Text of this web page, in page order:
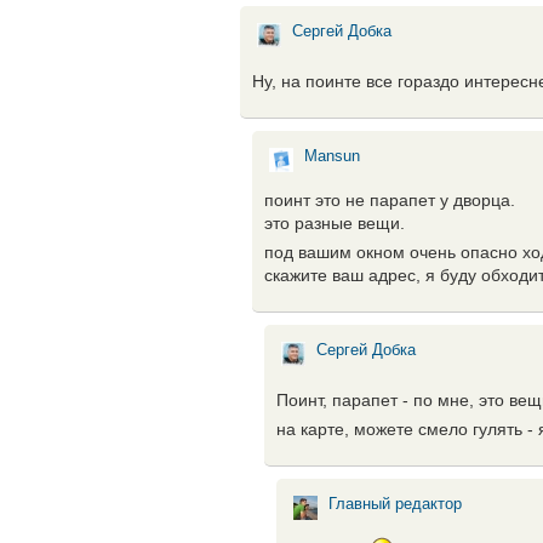
Сергей Добка
Ну, на поинте все гораздо
Mansun
поинт это не парапет у дворца.
это разные вещи.
под вашим окном очень опасно
скажите ваш адрес, я буду
Сергей Добка
Поинт, парапет - по мне, это
на карте, можете смело гулять -
Главный редактор